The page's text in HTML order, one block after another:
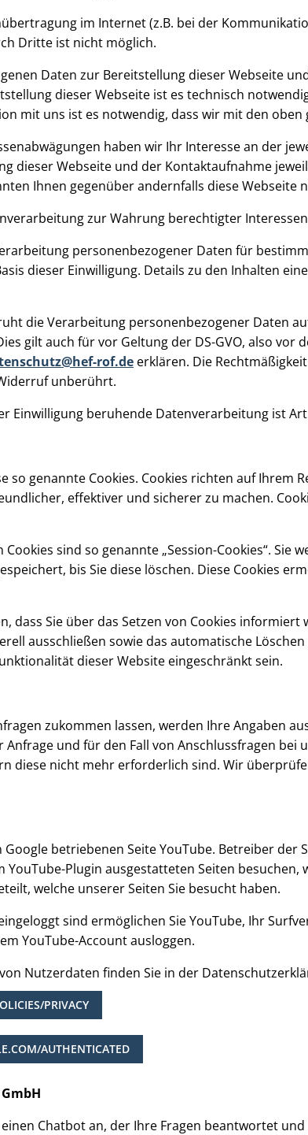
im Internet (z.B. bei der
Dritte ist nicht möglich.
Daten zur Bereitstellung dieser Webseite
dieser Webseite ist es technisch
mit uns ist es notwendig, dass wir mit den
haben wir Ihr Interesse an der
dieser Webseite und der Kontaktaufnahme
Ihnen gegenüber andernfalls diese
zur Wahrung berechtigter Interessen
personenbezogener Daten für
dieser Einwilligung. Details zu den Inhalten
die Verarbeitung personenbezogener Daten
gilt auch für vor Geltung der DS-GVO, also vor
rof.de erklären. Die
unberührt.
Einwilligung beruhende Datenverarbeitung ist Art.
so genannte Cookies. Cookies richten auf Ihrem
effektiver und sicherer zu machen.
sind so genannte „Session-Cookies“. Sie
bis Sie diese löschen. Diese Cookies
dass Sie über das Setzen von Cookies
ausschließen sowie das automatische
dieser Website eingeschränkt sein.
zukommen lassen, werden Ihre Angaben
und für den Fall von Anschlussfragen
diese nicht mehr erforderlich sind. Wir
betriebenen Seite YouTube. Betreiber der
YouTube-Plugin ausgestatteten Seiten
welche unserer Seiten Sie besucht haben.
sind ermöglichen Sie YouTube, Ihr
YouTube-Account ausloggen.
Nutzerdaten finden Sie in der
PRIVACY
AUTHENTICATED
Chatbot an, der Ihre Fragen beantwortet